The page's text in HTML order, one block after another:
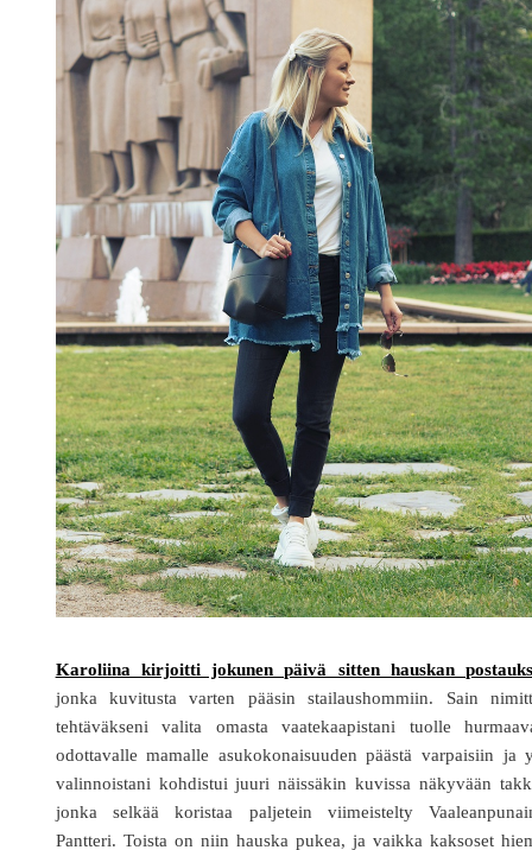
Karoliina kirjoitti jokunen päivä sitten hauskan
jonka kuvitusta varten pääsin stailaushommiin. Sain
tehtäväkseni valita omasta vaatekaapistani tuolle
odottavalle mamalle asukokonaisuuden päästä varpaisiin ja
valinnoistani kohdistui juuri näissäkin kuvissa näkyvään
jonka selkää koristaa paljetein viimeistelty
Pantteri. Toista on niin hauska pukea, ja vaikka kaksoset